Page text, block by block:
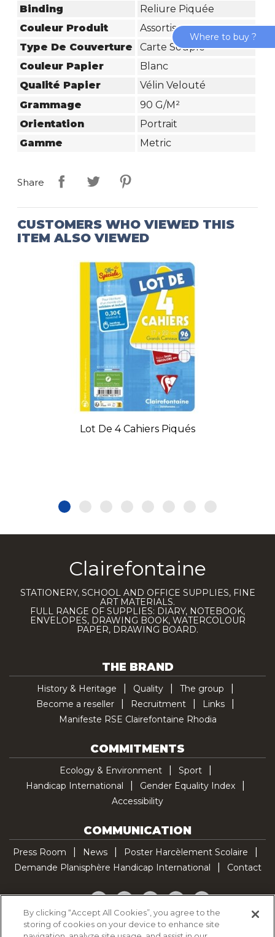
Binding
Reliure Piquée
Couleur Produit
Assortis
Type De Couverture
Carte Souple
Couleur Papier
Blanc
Qualité Papier
Vélin Velouté
Grammage
90 G/m²
Orientation
Portrait
Gamme
Metric
Share
CUSTOMERS WHO VIEWED THIS
ITEM ALSO VIEWED
Lot De 4 Cahiers Piqués
Clairefontaine
STATIONERY, SCHOOL AND OFFICE SUPPLIES, FINE
ART MATERIALS.
FULL RANGE OF SUPPLIES: DIARY, NOTEBOOK,
ENVELOPES, DRAWING BOOK, WATERCOLOUR
PAPER, DRAWING BOARD.
THE BRAND
History & Heritage Quality
The group
Become a reseller
Recruitment
Links
Manifeste RSE Clairefontaine Rhodia
COMMITMENTS
Ecology & Environment
Sport
Handicap International
Gender Equality Index
Accessibility
COMMUNICATION
Press Room News
Poster Harcèlement Scolaire
Demande Planisphère Handicap International
Contact
Facebook
TwitterYouTubePinterestTikTok
Cookie Policy
Where to buy ?
By clicking “Accept All Cookies”, you agree to the
storing of cookies on your device to enhance site